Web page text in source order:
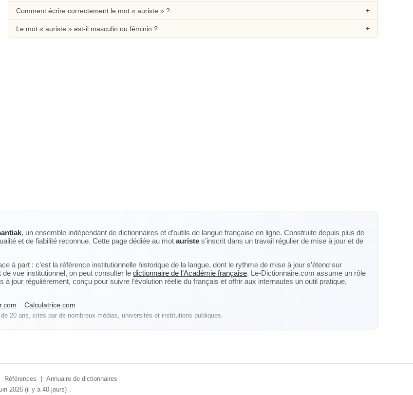
Comment écrire correctement le mot « auriste » ?
Le mot « auriste » est-il masculin ou féminin ?
, un ensemble indépendant de dictionnaires et d’outils de langue française en ligne. Construite depuis plus de
et de fiabilité reconnue. Cette page dédiée au mot auriste s’inscrit dans un travail régulier de mise à jour et de
à part : c’est la référence institutionnelle historique de la langue, dont le rythme de mise à jour s’étend sur
vue institutionnel, on peut consulter le dictionnaire de l’Académie française. Le-Dictionnaire.com assume un rôle
jour régulièrement, conçu pour suivre l’évolution réelle du français et offrir aux internautes un outil pratique,
Calculatrice.com
20 ans, cités par de nombreux médias, universités et institutions publiques.
Références
Annuaire de dictionnaires
2026 (il y a 40 jours) .